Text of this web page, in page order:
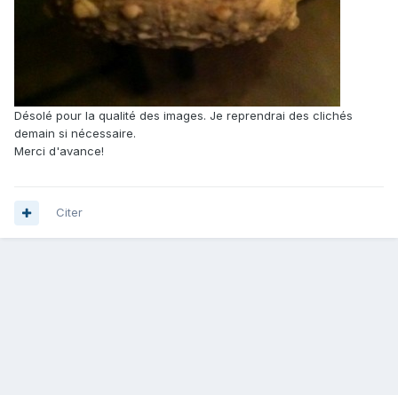
Désolé pour la qualité des images. Je reprendrai des clichés
demain si nécessaire.
Merci d'avance!
Citer